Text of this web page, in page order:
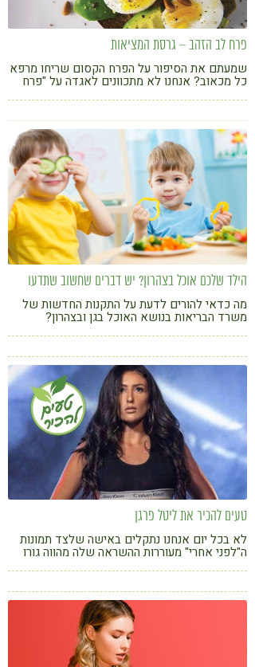
פרח לב הזהב – גרסת המציאות
שמעתם את הסיפור על הפרח הקסום שריחו מרפא
כל מכאוב? אנחנו לא מתכוונים לאגדה על "פרח
הילד שלכם אוכל בצהרון? יש דברים שחשוב שתדעו
מה כדאי להורים לדעת על התקנות החדשות של
משרד הבריאות בנושא האוכל בגן ובצהרון?
טעים להכיר את ליטל פרגן
לא בכל יום אנחנו נתקלים באישה שלצד תמונות
ה"לפני אחרי" מעוררות ההשראה שלה מהווה גורו